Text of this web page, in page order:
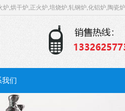
炉,烘干炉,正火炉,培烧炉,轧钢炉,化铝炉,陶瓷
我们